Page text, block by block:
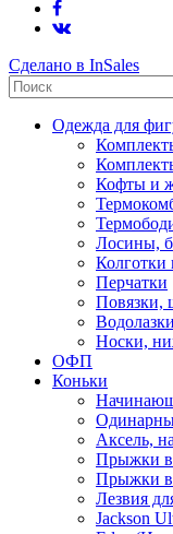
Сделано в InSales
Одежда для
Кофты и
Лосины,
Колготки
Перчатки
Повязки,
Носки,
ОФП
Коньки
Аксель,
Прыжки в
Прыжки в
Лезвия
Jackson